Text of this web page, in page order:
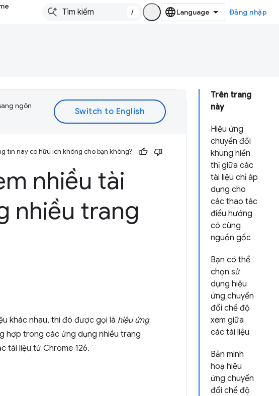
/ Đăng nhập
Trên trang
này
Hiệu ứng
chuyển đổi
khung hiển
thị giữa các
tài liệu chỉ áp
dụng cho
các thao tác
điều hướng
có cùng
nguồn gốc
Bạn có thể
chọn sử
dụng hiệu
ứng chuyển
đổi chế độ
xem giữa
các tài liệu
Bản minh
hoạ hiệu
ứng chuyển
đổi chế độ
ngôn
tin này có hữu ích không cho bạn không?
nhiều tài
nhiều trang
khác nhau, thì đó được gọi là hiệu ứng
hợp trong các ứng dụng nhiều trang
tài liệu từ Chrome 126.